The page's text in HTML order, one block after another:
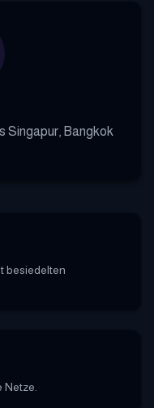
Singapur, Bangkok
besiedelten
Netze.